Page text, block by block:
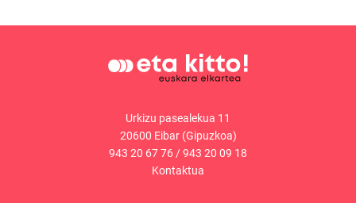
Urkizu pasealekua 11
20600 Eibar (Gipuzkoa)
943 20 67 76/943 20 09 18
Kontaktua